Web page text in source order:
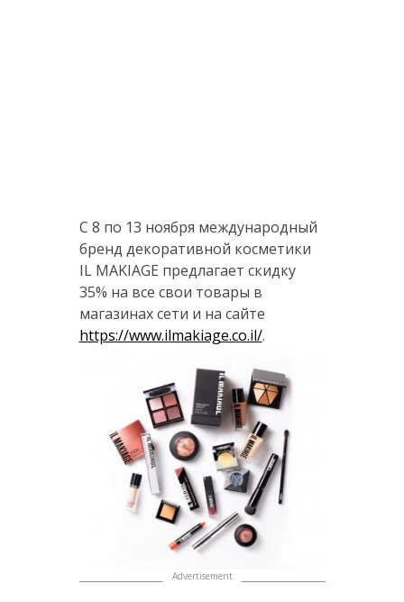
С 8 по 13 ноября международный
бренд декоративной косметики
IL MAKIAGE предлагает скидку
35% на все свои товары в
магазинах сети и на сайте
https://www.ilmakiage.co.il/.